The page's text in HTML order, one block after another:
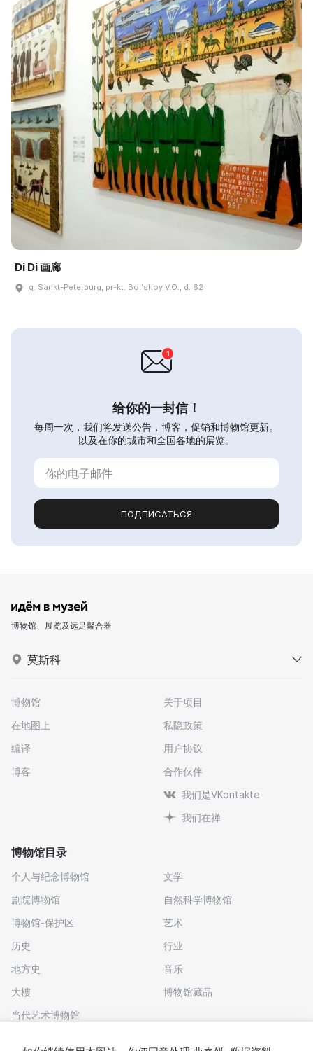
Di Di 画廊
g. Sankt-Peterburg, pr-kt. Bolʹshoy V.O., d. 62
给你的一封信！
每周一次，我们将发送公告，博客，促销和博物馆更新。
以及在你的城市和全国各地的展览。
ПОДПИСАТЬСЯ
博物馆、展览及远足聚合器
莫斯科
博物馆
在地图上
编译
博客
关于项目
私隐政策
用户协议
合作伙伴
我们是VKontakte
我们在禅
博物馆目录
个人与纪念博物馆
剧院博物馆
博物馆-保护区
历史
地方史
大樓
当代艺术博物馆
文学
自然科学博物馆
艺术
行业
音乐
博物馆藏品